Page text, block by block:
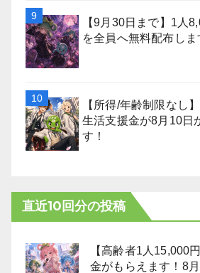
【9月30日まで】1人
を全員へ無料配布しま
【所得/年齢制限なし
生活支援金が8月10日
す！
直近10回分の投稿
【高齢者1人15,000
金がもらえます！8